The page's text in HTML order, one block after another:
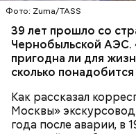
Фото: Zuma/TASS
39 лет прошло со
Чернобыльской АЭС.
пригодна ли для
сколько
Как рассказал
Москвы»
года после аварии, в
Часы Судного
проект